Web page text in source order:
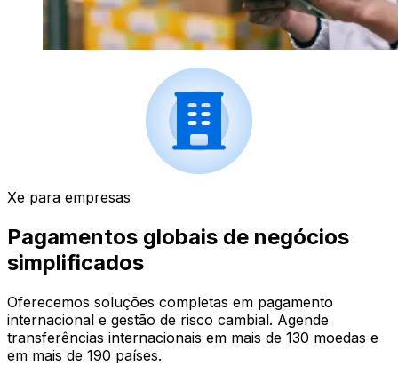
Xe para empresas
Pagamentos globais de negócios
simplificados
Oferecemos soluções completas em pagamento
internacional e gestão de risco cambial. Agende
transferências internacionais em mais de 130 moedas e
em mais de 190 países.